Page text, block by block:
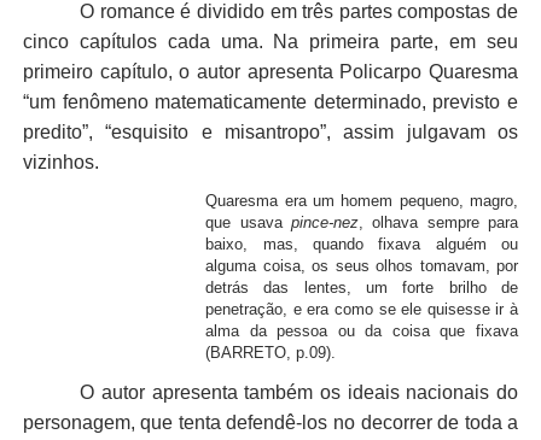
O romance é dividido em três partes compostas de
cinco capítulos cada uma. Na primeira parte, em seu
primeiro capítulo, o autor apresenta Policarpo Quaresma
“um fenômeno matematicamente determinado, previsto e
predito”, “esquisito e misantropo”, assim julgavam os
vizinhos.
Quaresma era um homem pequeno, magro,
que usava pince-nez, olhava sempre para
baixo, mas, quando fixava alguém ou
alguma coisa, os seus olhos tomavam, por
detrás das lentes, um forte brilho de
penetração, e era como se ele quisesse ir à
alma da pessoa ou da coisa que fixava
(BARRETO, p.09).
O autor apresenta também os ideais nacionais do
personagem, que tenta defendê-los no decorrer de toda a